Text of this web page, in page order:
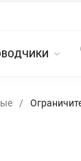
/